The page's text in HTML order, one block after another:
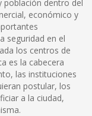
población dentro del
económico y
seguridad en el
los centros de
es la cabecera
las instituciones
postular, los
a la ciudad,